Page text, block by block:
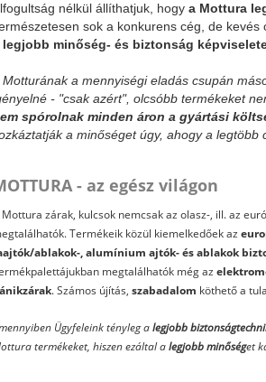
nélkül állíthatjuk, hogy a Mottura
sok a konkurens cég, de
legjobb minőség- és biztonság
Motturának a mennyiségi eladás csupán
- "csak azért", olcsóbb termékeket
spórolnak minden áron a gyártási
a minőséget úgy, ahogy a
- az egész világon
Mottura zárak, kulcsok nemcsak az olasz-, ill. az
Termékeik közül kiemelkedőek az
ablakok-, alumínium ajtók- és ablakok
megtalálhatók még az
. Számos újítás, szabadalom köthető a
Ügyfeleink tényleg alegjobb
termékeket, hiszen ezáltal alegjobb minőséget